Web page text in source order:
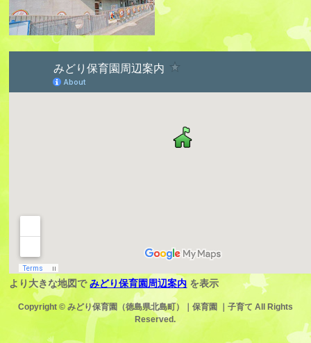
より大きな地図でみどり保育園周辺案内 を表示
Copyright © みどり保育園（徳島県北島町）｜保育園 ｜子育て All Rights
Reserved.